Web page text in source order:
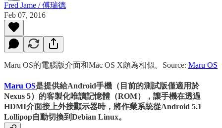
Fred Jame / 傅瑞德
Feb 07, 2016
Maru OS的電腦版介面和Mac OS X頗為相似。Source: Maru OS
Maru OS是提供給Android手機（目前的測試版僅適用於
Nexus 5）的客製化唯讀記憶體（ROM），讓手機在透過
HDMI介面接上外接顯示器時，將作業系統從Android 5.1
Lollipop自動切換到Debian Linux。